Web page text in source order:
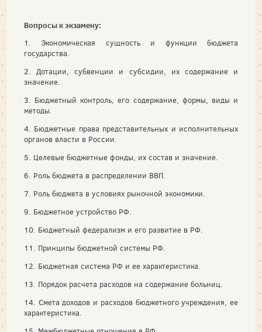
Вопросы к экзамену:
1. Экономическая сущность и функции бюджета
государства.
2. Дотации, субвенции и субсидии, их содержание и
значение.
3. Бюджетный контроль, его содержание, формы, виды и
методы.
4. Бюджетные права представительных и исполнительных
органов власти в России.
5. Целевые бюджетные фонды, их состав и значение.
6. Роль бюджета в распределении ВВП.
7. Роль бюджета в условиях рыночной экономики.
9. Бюджетное устройство РФ.
10. Бюджетный федерализм и его развитие в РФ.
11. Принципы бюджетной системы РФ.
12. Бюджетная система РФ и ее характеристика.
13. Порядок расчета расходов на содержание больниц.
14. Смета доходов и расходов бюджетного учреждения, ее
характеристика.